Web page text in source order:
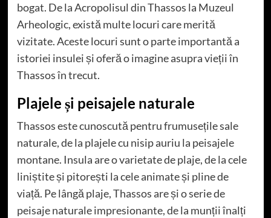
bogat. De la Acropolisul din Thassos la Muzeul
Arheologic, există multe locuri care merită
vizitate. Aceste locuri sunt o parte importantă a
istoriei insulei și oferă o imagine asupra vieții în
Thassos în trecut.
Plajele și peisajele naturale
Thassos este cunoscută pentru frumusețile sale
naturale, de la plajele cu nisip auriu la peisajele
montane. Insula are o varietate de plaje, de la cele
liniștite și pitorești la cele animate și pline de
viață. Pe lângă plaje, Thassos are și o serie de
peisaje naturale impresionante, de la munții înalți